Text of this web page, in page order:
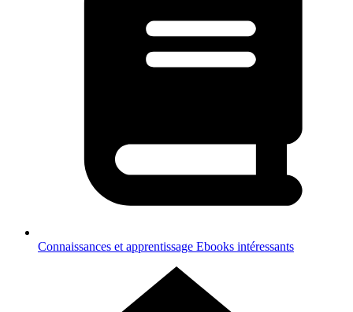
Connaissances et apprentissage Ebooks intéressants